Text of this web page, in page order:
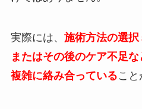
実際には、 施術方法の選択
またはその後のケア不足
複雑に絡み合っていること